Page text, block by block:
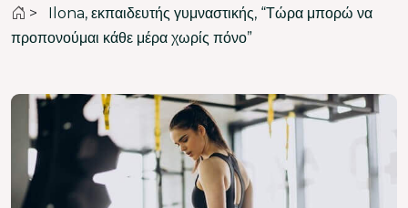
>
Ilona, εκπαιδευτής γυμναστικής, “Τώρα μπορώ να
προπονούμαι κάθε μέρα χωρίς πόνο”